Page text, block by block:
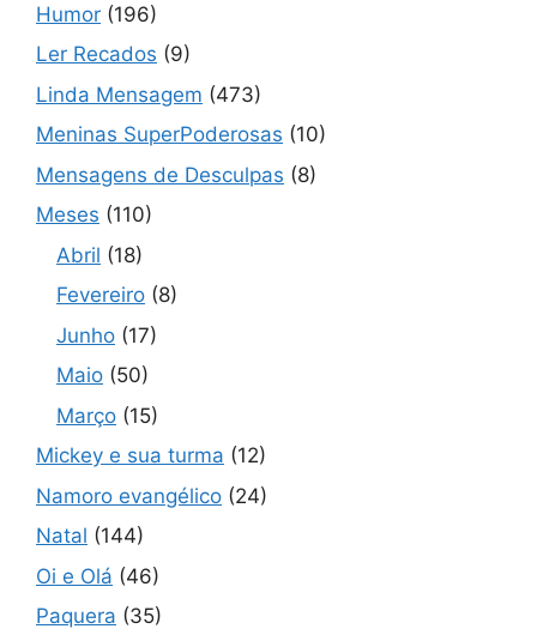
Humor (196)
Ler Recados (9)
Linda Mensagem (473)
Meninas SuperPoderosas (10)
Mensagens de Desculpas (8)
Meses (110)
Abril (18)
Fevereiro (8)
Junho (17)
Maio (50)
Março (15)
Mickey e sua turma (12)
Namoro evangélico (24)
Natal (144)
Oi e Olá (46)
Paquera (35)